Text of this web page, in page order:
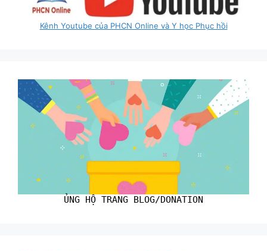
Kênh Youtube của PHCN Online và Y học Phục hồi
ỦNG HỘ TRANG BLOG/DONATION